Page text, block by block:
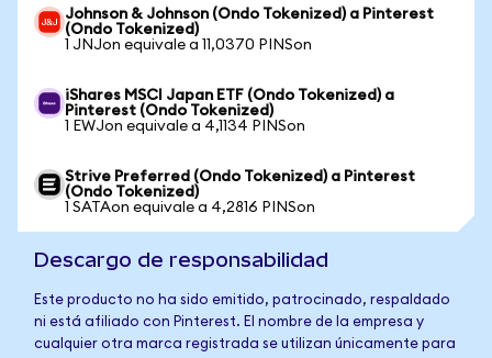
Johnson & Johnson (Ondo Tokenized) a Pinterest
(Ondo Tokenized)
1 JNJon equivale a 11,0370 PINSon
iShares MSCI Japan ETF (Ondo Tokenized) a
Pinterest (Ondo Tokenized)
1 EWJon equivale a 4,1134 PINSon
Strive Preferred (Ondo Tokenized) a Pinterest
(Ondo Tokenized)
1 SATAon equivale a 4,2816 PINSon
Descargo de responsabilidad
Este producto no ha sido emitido, patrocinado, respaldado
ni está afiliado con Pinterest. El nombre de la empresa y
cualquier otra marca registrada se utilizan únicamente para